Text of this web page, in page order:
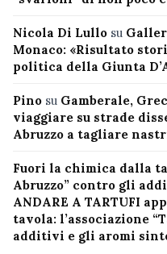
Nicola Di Lullo su
Monaco: «Risultato
politica della Giunta
Pino su Gamberale,
viaggiare su strade
Abruzzo a tagliare
Fuori la chimica dalla
Abruzzo” contro gli
ANDARE A TARTUFI app
tavola: l’associazione
additivi e gli aromi